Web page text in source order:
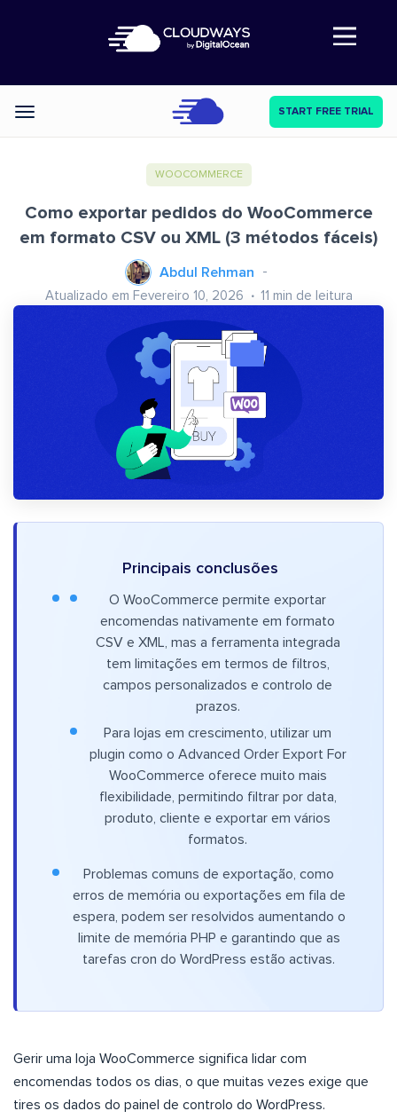
Abre a navegação
Categories START FREE TRIAL
WOOCOMMERCE
Como exportar pedidos do WooCommerce
em formato CSV ou XML (3 métodos fáceis)
Abdul Rehman
Atualizado em Fevereiro 10, 2026 11 min de leitura
Principais conclusões
O WooCommerce permite exportar
encomendas nativamente em formato
CSV e XML, mas a ferramenta integrada
tem limitações em termos de filtros,
campos personalizados e controlo de
prazos.
Para lojas em crescimento, utilizar um
plugin como o Advanced Order Export For
WooCommerce oferece muito mais
flexibilidade, permitindo filtrar por data,
produto, cliente e exportar em vários
formatos.
Problemas comuns de exportação, como
erros de memória ou exportações em fila de
espera, podem ser resolvidos aumentando o
limite de memória PHP e garantindo que as
tarefas cron do WordPress estão activas.
Gerir uma loja WooCommerce significa lidar com
encomendas todos os dias, o que muitas vezes exige que
tires os dados do painel de controlo do WordPress.